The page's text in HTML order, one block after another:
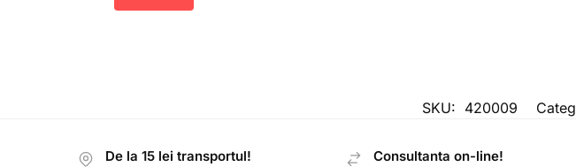
SKU: 420009
De la 15 lei transportul! Consultanta on-line!